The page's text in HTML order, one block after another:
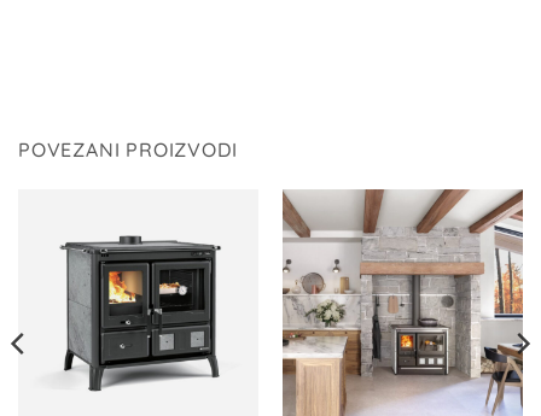
POVEZANI PROIZVODI